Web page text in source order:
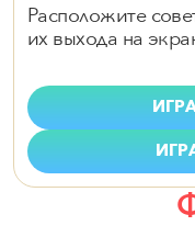
Расположите
их выхода на